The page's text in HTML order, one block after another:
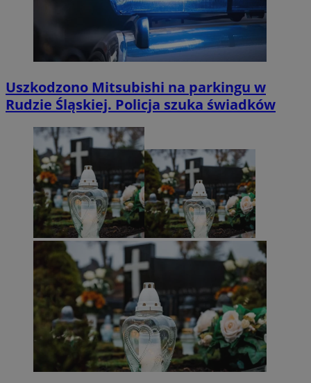
Uszkodzono Mitsubishi na parkingu w
Rudzie Śląskiej. Policja szuka świadków